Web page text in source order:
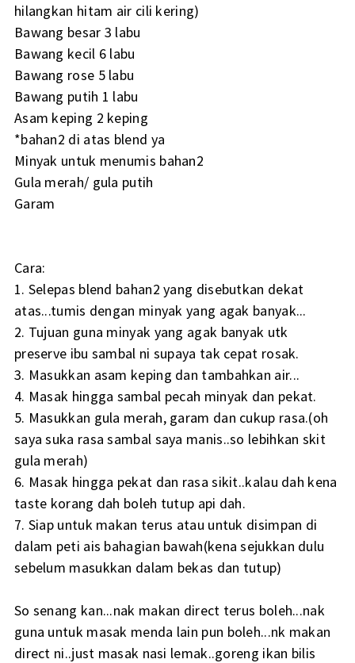
hilangkan hitam air cili kering)
Bawang besar 3 labu
Bawang kecil 6 labu
Bawang rose 5 labu
Bawang putih 1 labu
Asam keping 2 keping
*bahan2 di atas blend ya
Minyak untuk menumis bahan2
Gula merah/ gula putih
Garam
Cara:
1. Selepas blend bahan2 yang disebutkan dekat
atas...tumis dengan minyak yang agak banyak...
2. Tujuan guna minyak yang agak banyak utk
preserve ibu sambal ni supaya tak cepat rosak.
3. Masukkan asam keping dan tambahkan air...
4. Masak hingga sambal pecah minyak dan pekat.
5. Masukkan gula merah, garam dan cukup rasa.(oh
saya suka rasa sambal saya manis..so lebihkan skit
gula merah)
6. Masak hingga pekat dan rasa sikit..kalau dah kena
taste korang dah boleh tutup api dah.
7. Siap untuk makan terus atau untuk disimpan di
dalam peti ais bahagian bawah(kena sejukkan dulu
sebelum masukkan dalam bekas dan tutup)
So senang kan...nak makan direct terus boleh...nak
guna untuk masak menda lain pun boleh...nk makan
direct ni..just masak nasi lemak..goreng ikan bilis